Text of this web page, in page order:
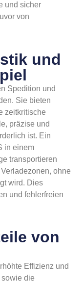
und sicher
von
und
Spedition und
Sie bieten
zeitkritische
präzise und
ist. Ein
in einem
transportieren
ohne
wird. Dies
und fehlerfreien
von
Effizienz und
die